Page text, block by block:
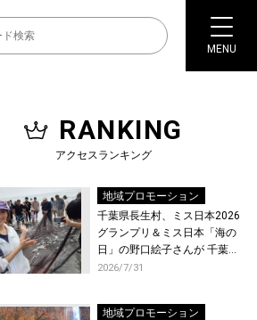
MENU
RANKING
アクセスランキング
地域プロモーション
千葉県長生村、ミス日本2026
グランプリ＆ミス日本「海の
日」の野口絵子さんが 千葉県
唯一の村・長生村で地引網を
2026/7/31
地域プロモーション